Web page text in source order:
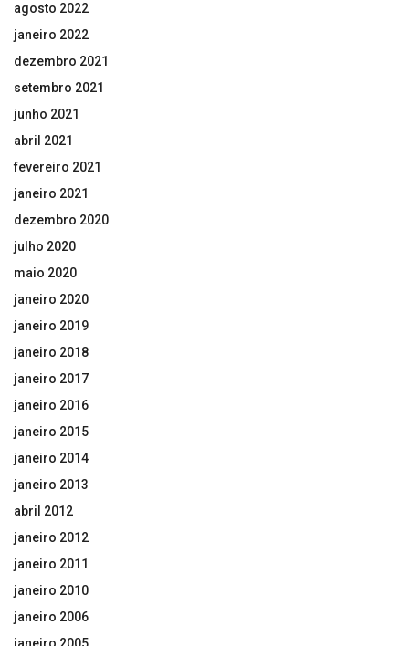
agosto 2022
janeiro 2022
dezembro 2021
setembro 2021
junho 2021
abril 2021
fevereiro 2021
janeiro 2021
dezembro 2020
julho 2020
maio 2020
janeiro 2020
janeiro 2019
janeiro 2018
janeiro 2017
janeiro 2016
janeiro 2015
janeiro 2014
janeiro 2013
abril 2012
janeiro 2012
janeiro 2011
janeiro 2010
janeiro 2006